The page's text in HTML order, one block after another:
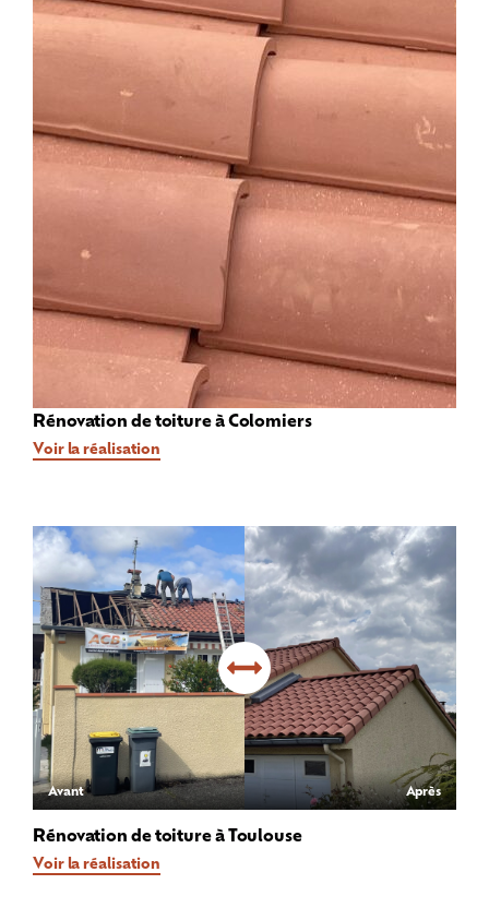
Rénovation de toiture à Colomiers
Voir la réalisation
Avant Après
Rénovation de toiture à Toulouse
Voir la réalisation